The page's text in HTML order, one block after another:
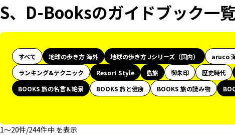
S、D-Booksのガイドブック一覧
すべて 地球の歩き方 海外 地球の歩き方 Jシリーズ（国内） aruco
ランキング&テクニック
Resort Style 島旅 御朱印 歴史時代
BOOKS 旅の名言＆絶景
BOOKS 旅と健康 BOOKS 旅の読み物
1〜20件/244件中 を表示